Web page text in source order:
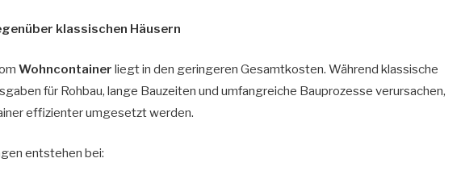
klassischen Häusern
Wohncontainer liegt in den geringeren Gesamtkosten. Während klassische
für Rohbau, lange Bauzeiten und umfangreiche Bauprozesse verursachen,
effizienter umgesetzt werden.
entstehen bei: